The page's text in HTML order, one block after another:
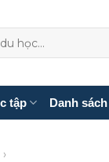
tập Danh
›